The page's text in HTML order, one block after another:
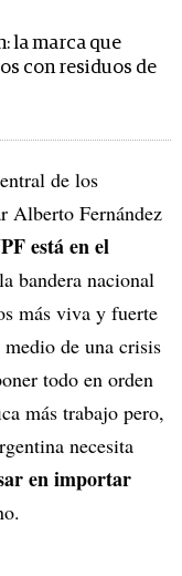
la marca que
con residuos de
de los
Alberto Fernández
está en el
bandera nacional
más viva y fuerte
de una crisis
todo en orden
más trabajo pero,
necesita
en importar